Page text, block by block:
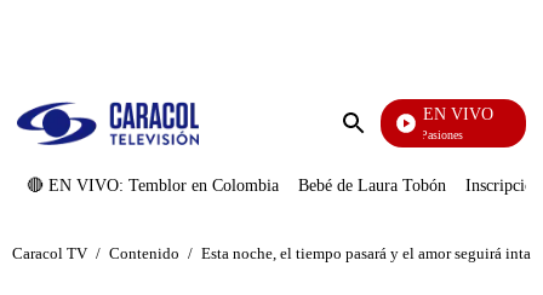
Enviar
EN VIVO
Tormenta De Pasiones
🔴 EN VIVO: Temblor en Colombia Bebé de Laura Tobón
Caracol TV / Contenido / Esta noche, el tiempo pasará y el amor seguirá